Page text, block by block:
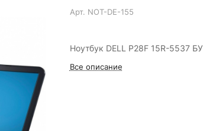
Арт. NOT-DE-155
Ноутбук DELL P28F 15R-5537 БУ
Все описание